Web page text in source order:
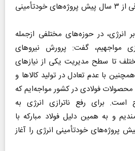
فولاد مبارکه با نگاهی مترقی از ۳ سال پیش پروژه‌های خودتأمینی
انرژی، در حوزه‌های مختلفی ازجمله
مواجهیم، گفت: پرورش نیروهای
تا سطح مدیریت یکی از نیازهای
با عدم تعادل در تولید کالاها و
فولادی در کشور مواجه‌ایم که
است. برای رفع ناترازی انرژی به
و به همین دلیل فولاد مبارکه با
از ۳ سال پیش پروژه‌های خودتأمینی انرژی را آغاز